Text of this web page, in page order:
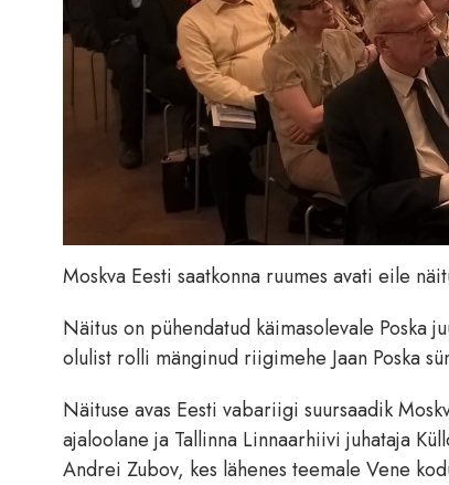
Moskva Eesti saatkonna ruumes avati eile
Näitus on pühendatud käimasolevale Poska
olulist rolli mänginud riigimehe Jaan Poska
Näituse avas Eesti vabariigi suursaadik
ajaloolane ja Tallinna Linnaarhiivi juhataja
Andrei Zubov, kes lähenes teemale Vene